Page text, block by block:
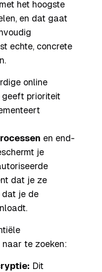
het hoogste
en dat gaat
echte, concrete
online
prioriteit
en end-
je
dat je ze
dat je de
te zoeken:
Dit